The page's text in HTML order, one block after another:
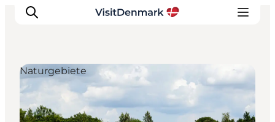
Inspiration
Naturgebiete